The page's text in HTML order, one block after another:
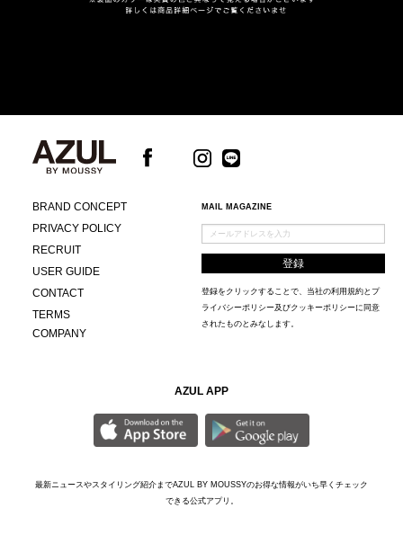
BRAND CONCEPT
PRIVACY POLICY
RECRUIT
USER GUIDE
CONTACT
TERMS
COMPANY
MAIL MAGAZINE
登録をクリックすることで、当社の利用規約とプ
ライバシーポリシー及びクッキーポリシーに同意
されたものとみなします。
AZUL APP
最新ニュースやスタイリング紹介までAZUL BY MOUSSYのお得な情報がいち早くチェック
できる公式アプリ。